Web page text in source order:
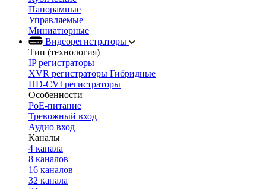
Панорамные
Управляемые
Миниатюрные
Видеорегистраторы
Тип (технология)
IP регистраторы
XVR регистраторы Гибридные
HD-CVI регистраторы
Особенности
PoE-питание
Тревожный вход
Аудио вход
Каналы
4 канала
8 каналов
16 каналов
32 канала